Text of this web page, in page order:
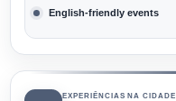
English-friendly events
EXPERIÊNCIAS NA CIDADE